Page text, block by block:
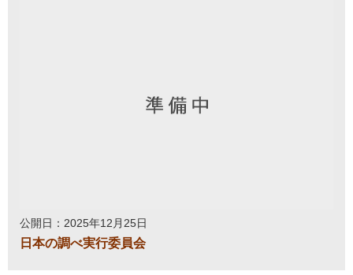
公開日：2025年12月25日
日本の調べ実行委員会